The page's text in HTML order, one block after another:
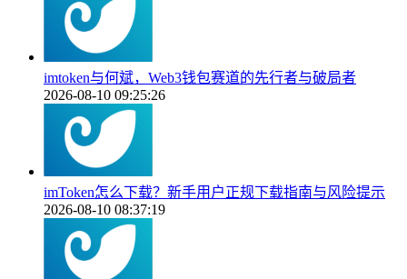
imtoken与何斌，Web3钱包赛道的先行者与破局者
2026-08-10 09:25:26
imToken怎么下载？新手用户正规下载指南与风险提示
2026-08-10 08:37:19